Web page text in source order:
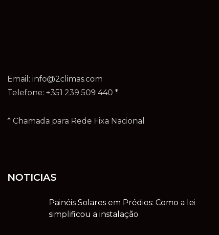
Email: info@2climas.com
Telefone: +351 239 509 440 *
* Chamada para Rede Fixa Nacional
NOTICIAS
Painéis Solares em Prédios: Como a lei
simplificou a instalação